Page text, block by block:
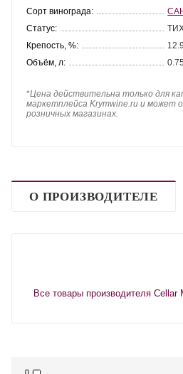
Сорт винограда:
Статус:
Крепость, %:
12.9
Объём, л:
0.75
*Цена действительна только для
маркетплейса Krymwine.ru и может
розничных магазинах.
О ПРОИЗВОДИТЕЛЕ
Все товары производителя Cellar